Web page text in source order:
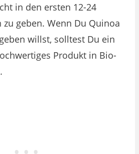
in den ersten 12-24
geben. Wenn Du Quinoa
willst, solltest Du ein
Produkt in Bio-